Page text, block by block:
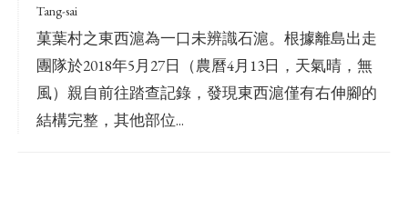
Tang-sai
菓葉村之東西滬為一口未辨識石滬。根據離島出走
團隊於2018年5月27日（農曆4月13日，天氣晴，無
風）親自前往踏查記錄，發現東西滬僅有右伸腳的
結構完整，其他部位...